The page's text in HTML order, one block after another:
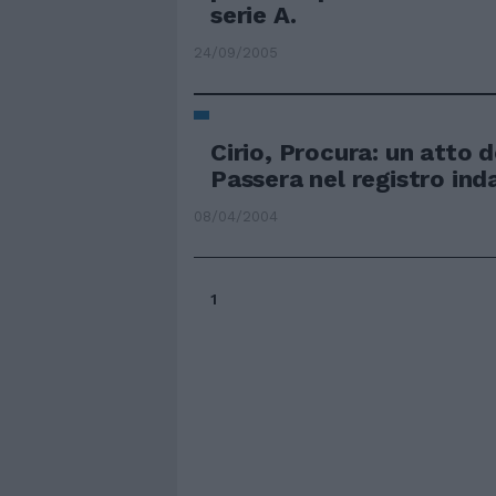
serie A.
24/09/2005
Cirio, Procura: un atto
Passera nel registro
08/04/2004
1